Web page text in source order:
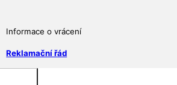
Informace o vrácení
Reklamační řád